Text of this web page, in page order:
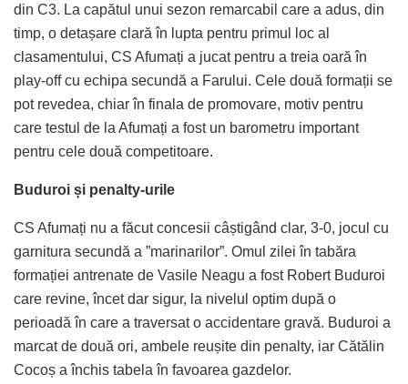
din C3. La capătul unui sezon remarcabil care a adus, din
timp, o detașare clară în lupta pentru primul loc al
clasamentului, CS Afumați a jucat pentru a treia oară în
play-off cu echipa secundă a Farului. Cele două formații se
pot revedea, chiar în finala de promovare, motiv pentru
care testul de la Afumați a fost un barometru important
pentru cele două competitoare.
Buduroi și penalty-urile
CS Afumați nu a făcut concesii câștigând clar, 3-0, jocul cu
garnitura secundă a ”marinarilor”. Omul zilei în tabăra
formației antrenate de Vasile Neagu a fost Robert Buduroi
care revine, încet dar sigur, la nivelul optim după o
perioadă în care a traversat o accidentare gravă. Buduroi a
marcat de două ori, ambele reușite din penalty, iar Cătălin
Cocoș a închis tabela în favoarea gazdelor.